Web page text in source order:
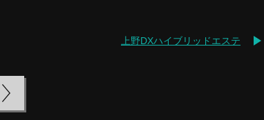
上野DXハイブリッドエステ